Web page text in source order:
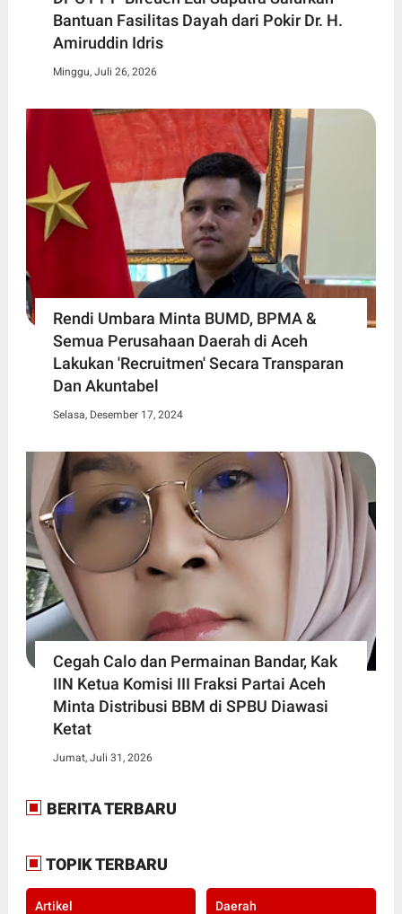
Bantuan Fasilitas Dayah dari Pokir Dr. H.
Amiruddin Idris
Minggu, Juli 26, 2026
Rendi Umbara Minta BUMD, BPMA &
Semua Perusahaan Daerah di Aceh
Lakukan 'Recruitmen' Secara Transparan
Dan Akuntabel
Selasa, Desember 17, 2024
Cegah Calo dan Permainan Bandar, Kak
IIN Ketua Komisi III Fraksi Partai Aceh
Minta Distribusi BBM di SPBU Diawasi
Ketat
Jumat, Juli 31, 2026
BERITA TERBARU
TOPIK TERBARU
Artikel Daerah